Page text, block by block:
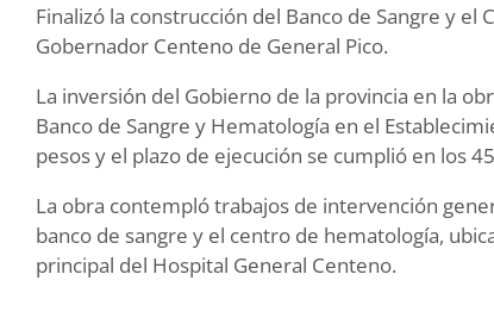
Finalizó la construcción del Banco de Sangre y
Gobernador Centeno de General Pico.
La inversión del Gobierno de la provincia en la
Banco de Sangre y Hematología en el
pesos y el plazo de ejecución se cumplió en los
La obra contempló trabajos de intervención
banco de sangre y el centro de hematología,
principal del Hospital General Centeno.